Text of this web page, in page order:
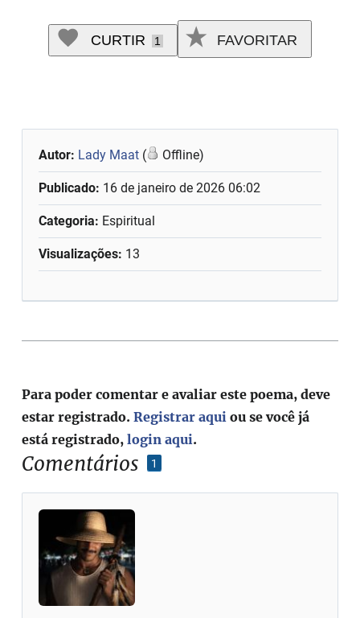
CURTIR 1 FAVORITAR
Autor: Lady Maat ( Offline)
Publicado: 16 de janeiro de 2026 06:02
Categoria: Espiritual
Visualizações: 13
Comentários 1
Para poder comentar e avaliar este poema, deve
estar registrado.Registrar aqui ou se você já
está registrado,login aqui.